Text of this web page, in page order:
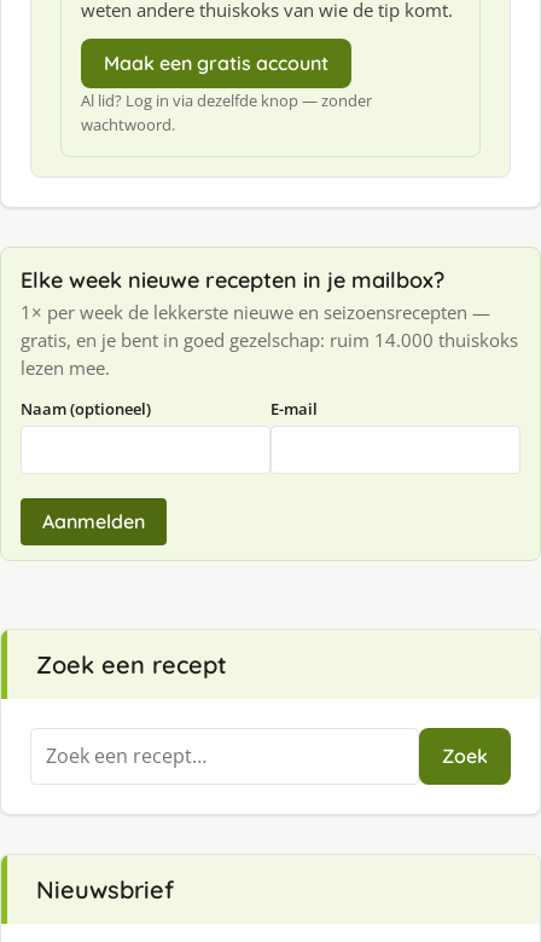
weten andere thuiskoks van wie de tip komt.
Maak een gratis account
Al lid? Log in via dezelfde knop — zonder
wachtwoord.
Elke week nieuwe recepten in je mailbox?
1× per week de lekkerste nieuwe en seizoensrecepten —
gratis, en je bent in goed gezelschap: ruim 14.000 thuiskoks
lezen mee.
Naam (optioneel) E-mail
Aanmelden
Zoek een recept
Zoeken
naar:
Zoek
Nieuwsbrief